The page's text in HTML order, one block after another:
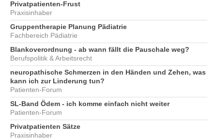
Privatpatienten-Frust
Praxisinhaber
Gruppentherapie Planung Pädiatrie
Fachbereich Pädiatrie
Blankoverordnung - ab wann fällt die Pauschale weg?
Berufspolitik & Arbeitsrecht
neuropathische Schmerzen in den Händen und Zehen, was
kann ich zur Linderung tun?
Patienten-Forum
SL-Band Ödem - ich komme einfach nicht weiter
Patienten-Forum
Privatpatienten Sätze
Praxisinhaber